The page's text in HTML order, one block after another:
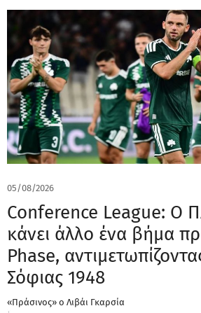
05/08/2026
Conference League: Ο
κάνει άλλο ένα βήμα
Phase,
Σόφιας 1948
«Πράσινος» ο Λιβάι Γκαρσία